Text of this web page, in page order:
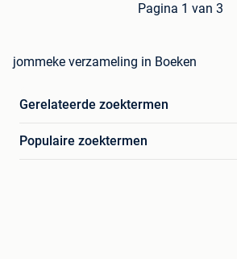
Pagina 1 van 3
jommeke verzameling in Boeken
Gerelateerde zoektermen
Populaire zoektermen